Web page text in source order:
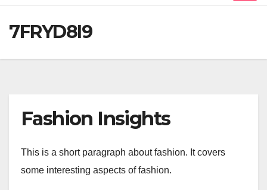
7FRYD8I9
Fashion Insights
This is a short paragraph about fashion. It covers
some interesting aspects of fashion.